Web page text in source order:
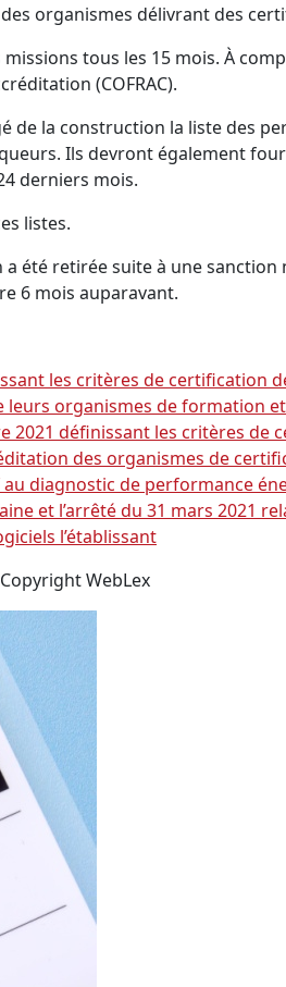
organismes délivrant des
tous les 15 mois. À
(COFRAC).
la construction la liste des
Ils devront également
derniers mois.
listes.
été retirée suite à une
6 mois auparavant.
les critères de certification
organismes de formation
définissant les critères de
des organismes de
diagnostic de performance
et l’arrêté du 31 mars 2021
l’établissant
WebLex